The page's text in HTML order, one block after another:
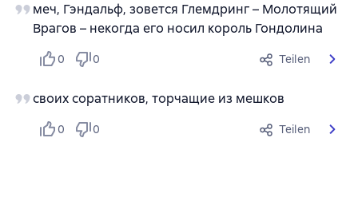
меч, Гэндальф, зовется Глемдринг – Молотящий
Врагов – некогда его носил король Гондолина
0 0 Teilen
своих соратников, торчащие из мешков
0 0 Teilen